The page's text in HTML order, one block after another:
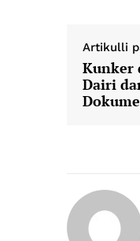
Artikulli
Kunker
Dairi